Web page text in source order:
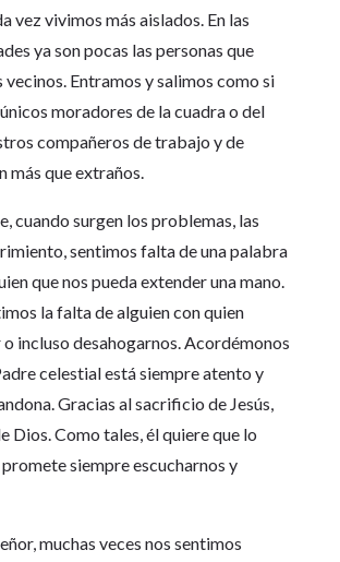
vez vivimos más aislados. En las
ya son pocas las personas que
vecinos. Entramos y salimos como si
moradores de la cuadra o del
compañeros de trabajo y de
más que extraños.
cuando surgen los problemas, las
sentimos falta de una palabra
que nos pueda extender una mano.
la falta de alguien con quien
incluso desahogarnos. Acordémonos
celestial está siempre atento y
Gracias al sacrificio de Jesús,
Dios. Como tales, él quiere que lo
siempre escucharnos y
muchas veces nos sentimos